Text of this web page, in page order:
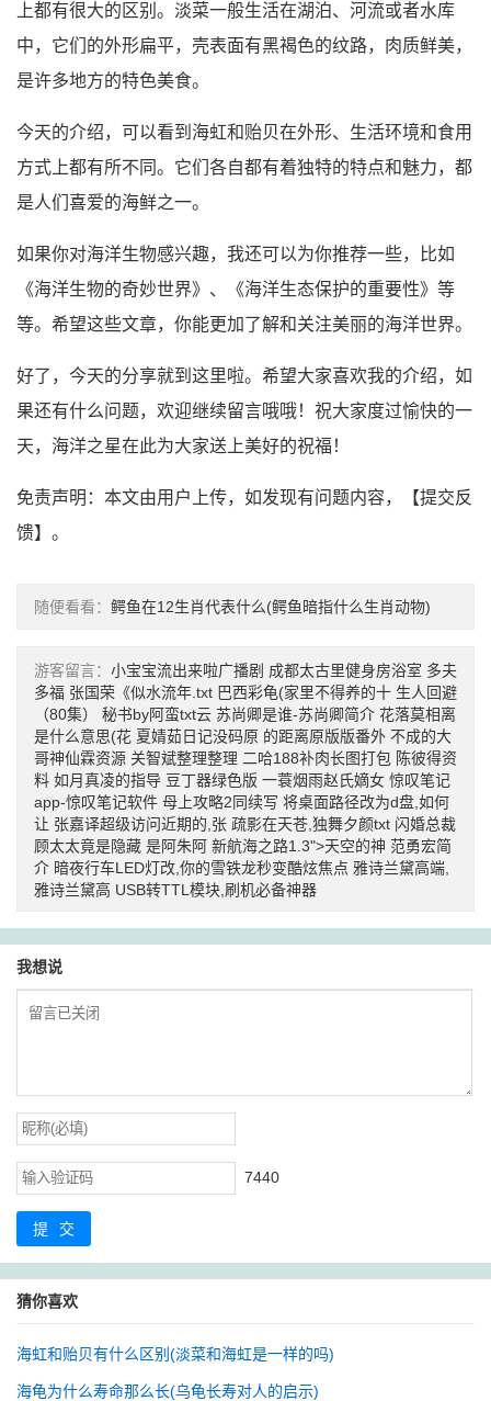
上都有很大的区别。淡菜一般生活在湖泊、河流或者水库
中，它们的外形扁平，壳表面有黑褐色的纹路，肉质鲜美，
是许多地方的特色美食。
今天的介绍，可以看到海虹和贻贝在外形、生活环境和食用
方式上都有所不同。它们各自都有着独特的特点和魅力，都
是人们喜爱的海鲜之一。
如果你对海洋生物感兴趣，我还可以为你推荐一些，比如
《海洋生物的奇妙世界》、《海洋生态保护的重要性》等
等。希望这些文章，你能更加了解和关注美丽的海洋世界。
好了，今天的分享就到这里啦。希望大家喜欢我的介绍，如
果还有什么问题，欢迎继续留言哦哦！祝大家度过愉快的一
天，海洋之星在此为大家送上美好的祝福！
免责声明：本文由用户上传，如发现有问题内容，【提交反
馈】。
随便看看： 鳄鱼在12生肖代表什么(鳄鱼暗指什么生肖动物)
游客留言： 小宝宝流出来啦广播剧 成都太古里健身房浴室 多夫
多福 张国荣《似水流年.txt 巴西彩龟(家里不得养的十 生人回避
（80集）
秘书by阿蛮txt云 苏尚卿是谁-苏尚卿简介 花落莫相离
是什么意思(花 夏婧茹日记没码原 的距离原版版番外 不成的大
哥神仙霖资源 关智斌整理整理 二哈188补肉长图打包 陈彼得资
料 如月真凌的指导 豆丁器绿色版 一蓑烟雨赵氏嫡女 惊叹笔记
app-惊叹笔记软件 母上攻略2同续写 将桌面路径改为d盘,如何
让 张嘉译超级访问近期的,张 疏影在天苍,独舞夕颜txt 闪婚总裁
顾太太竟是隐藏 是阿朱阿 新航海之路1.3">天空的神 范勇宏简
介 暗夜行车LED灯改,你的雪铁龙秒变酷炫焦点 雅诗兰黛高端,
雅诗兰黛高 USB转TTL模块,刷机必备神器
我想说
7440
提交
猜你喜欢
海虹和贻贝有什么区别(淡菜和海虹是一样的吗)
海龟为什么寿命那么长(乌龟长寿对人的启示)